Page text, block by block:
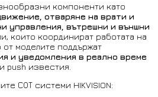
компоненти като
отваряне на врати и
управления, вътрешни и външни
които координират работата на
моделите поддържат
и уведомления в реално време
push известия.
СОТ системи HIKVISION: